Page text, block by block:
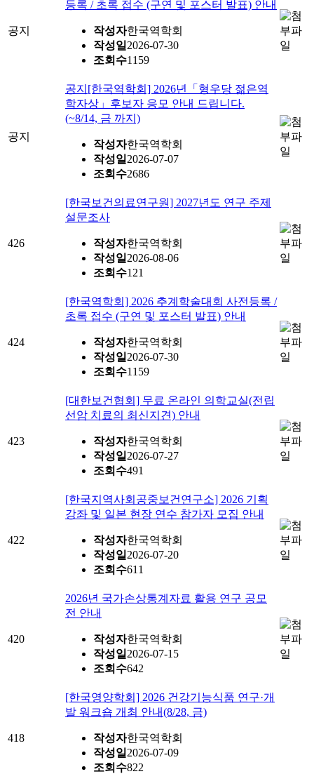
공지
등록 / 초록 접수 (구연 및 포스터 발표) 안내
작성자한국역학회
작성일 2026-07-30
조회수1159
공지
공지 [한국역학회] 2026년「형우당 젊은역
학자상」후보자 응모 안내 드립니다.
(~8/14, 금 까지)
작성자한국역학회
작성일 2026-07-07
조회수2686
426
[한국보건의료연구원] 2027년도 연구 주제
설문조사
작성자한국역학회
작성일 2026-08-06
조회수121
424
[한국역학회] 2026 추계학술대회 사전등록 /
초록 접수 (구연 및 포스터 발표) 안내
작성자한국역학회
작성일 2026-07-30
조회수1159
423
[대한보건협회] 무료 온라인 의학교실(전립
선암 치료의 최신지견) 안내
작성자한국역학회
작성일 2026-07-27
조회수491
422
[한국지역사회공중보건연구소] 2026 기획
강좌 및 일본 현장 연수 참가자 모집 안내
작성자한국역학회
작성일 2026-07-20
조회수611
420
2026년 국가손상통계자료 활용 연구 공모
전 안내
작성자한국역학회
작성일 2026-07-15
조회수642
418
[한국영양학회] 2026 건강기능식품 연구·개
발 워크숍 개최 안내(8/28, 금)
작성자한국역학회
작성일 2026-07-09
조회수822